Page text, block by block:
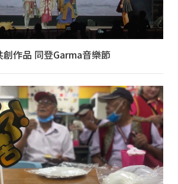
作品 同登Garma音樂節